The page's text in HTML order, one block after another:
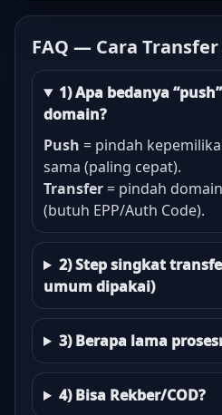
FAQ — Cara
1) Apa bedanya
domain?
Push = pindah
sama (paling cepat).
Transfer = pindah
(butuh EPP/Auth Code).
2) Step singkat
umum dipakai)
3) Berapa lama
4) Bisa Rekber/COD?